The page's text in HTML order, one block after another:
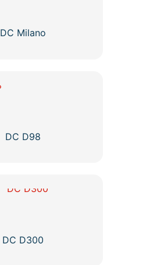
DC Milano
DC D98
DC D300